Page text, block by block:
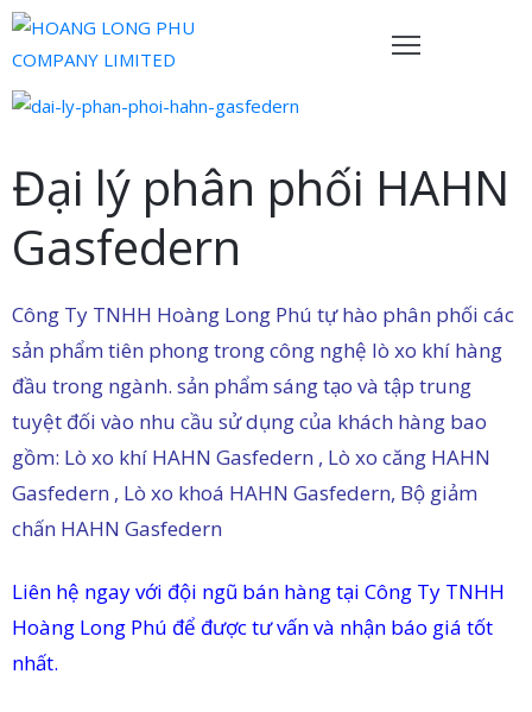
Đại lý phân phối HAHN
Gasfedern
Công Ty TNHH Hoàng Long Phú tự hào phân phối các
sản phẩm tiên phong trong công nghệ lò xo khí hàng
đầu trong ngành. sản phẩm sáng tạo và tập trung
tuyệt đối vào nhu cầu sử dụng của khách hàng bao
gồm: Lò xo khí HAHN Gasfedern , Lò xo căng HAHN
Gasfedern , Lò xo khoá HAHN Gasfedern, Bộ giảm
chấn HAHN Gasfedern
Liên hệ ngay với đội ngũ bán hàng tại Công Ty TNHH
Hoàng Long Phú để được tư vấn và nhận báo giá tốt
nhất.